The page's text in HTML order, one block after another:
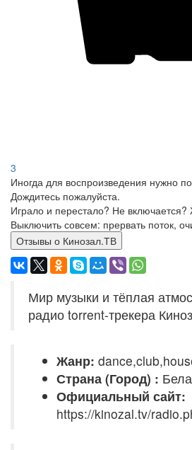
3
Иногда для воспроизведения нужно
Дождитесь пожалуйста.
Играло и перестало? Не
Выключить совсем: прервать поток,
Отзывы о Кинозал.ТВ
Мир музыки и тёплая
радио torrent-трекера
Жанр:
Страна (Город) :
Официальный сайт:
https://kinozal.tv/